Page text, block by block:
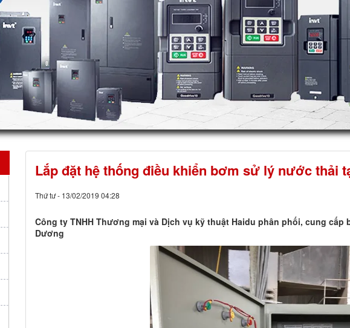
Lắp đặt hệ thống điều khiển bơm sử lý nước thải
Thứ tư - 13/02/2019 04:28
Công ty TNHH Thương mại và Dịch vụ kỹ thuật Haidu phân phối, cung cấp
Dương